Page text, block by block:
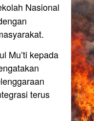
Nasional
Mu’ti kepada
terus